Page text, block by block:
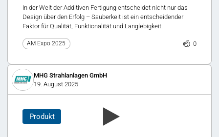
In der Welt der Additiven Fertigung entscheidet nicht nur das
Design über den Erfolg – Sauberkeit ist ein entscheidender
Faktor für Qualität, Funktionalität und Langlebigkeit.
AM Expo 2025 0
MHG Strahlanlagen GmbH
19. August 2025
Produkt